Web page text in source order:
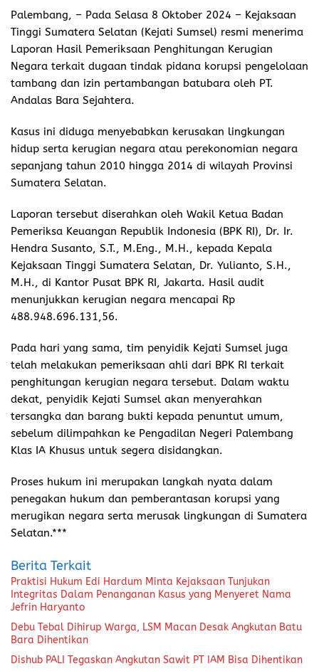
Palembang, – Pada Selasa 8 Oktober 2024 – Kejaksaan
Tinggi Sumatera Selatan (Kejati Sumsel) resmi menerima
Laporan Hasil Pemeriksaan Penghitungan Kerugian
Negara terkait dugaan tindak pidana korupsi pengelolaan
tambang dan izin pertambangan batubara oleh PT.
Andalas Bara Sejahtera.
Kasus ini diduga menyebabkan kerusakan lingkungan
hidup serta kerugian negara atau perekonomian negara
sepanjang tahun 2010 hingga 2014 di wilayah Provinsi
Sumatera Selatan.
Laporan tersebut diserahkan oleh Wakil Ketua Badan
Pemeriksa Keuangan Republik Indonesia (BPK RI), Dr. Ir.
Hendra Susanto, S.T., M.Eng., M.H., kepada Kepala
Kejaksaan Tinggi Sumatera Selatan, Dr. Yulianto, S.H.,
M.H., di Kantor Pusat BPK RI, Jakarta. Hasil audit
menunjukkan kerugian negara mencapai Rp
488.948.696.131,56.
Pada hari yang sama, tim penyidik Kejati Sumsel juga
telah melakukan pemeriksaan ahli dari BPK RI terkait
penghitungan kerugian negara tersebut. Dalam waktu
dekat, penyidik Kejati Sumsel akan menyerahkan
tersangka dan barang bukti kepada penuntut umum,
sebelum dilimpahkan ke Pengadilan Negeri Palembang
Klas IA Khusus untuk segera disidangkan.
Proses hukum ini merupakan langkah nyata dalam
penegakan hukum dan pemberantasan korupsi yang
merugikan negara serta merusak lingkungan di Sumatera
Selatan.***
Berita Terkait
Praktisi Hukum Edi Hardum Minta Kejaksaan Tunjukan
Integritas Dalam Penanganan Kasus yang Menyeret Nama
Jefrin Haryanto
Debu Tebal Dihirup Warga, LSM Macan Desak Angkutan Batu
Bara Dihentikan
Dishub PALI Tegaskan Angkutan Sawit PT IAM Bisa Dihentikan